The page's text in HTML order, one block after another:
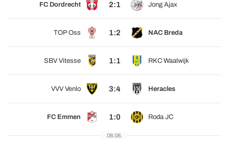
FC Dordrecht 2:1 Jong Ajax
TOP Oss 1:2 NAC Breda
SBV Vitesse 1:1 RKC Waalwijk
VVV Venlo 3:4 Heracles
FC Emmen 1:0 Roda JC
08.08.